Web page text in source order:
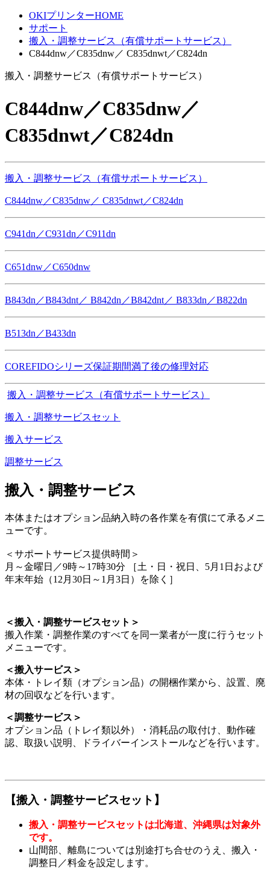
OKIプリンターHOME
サポート
搬入・調整サービス（有償サポートサービス）
C844dnw／C835dnw／ C835dnwt／C824dn
搬入・調整サービス（有償サポートサービス）
C844dnw／C835dnw／
C835dnwt／C824dn
搬入・調整サービス（有償サポートサービス）
C844dnw／C835dnw／ C835dnwt／C824dn
C941dn／C931dn／C911dn
C651dnw／C650dnw
B843dn／B843dnt／ B842dn／B842dnt／ B833dn／B822dn
B513dn／B433dn
COREFIDOシリーズ保証期間満了後の修理対応
搬入・調整サービス（有償サポートサービス）
搬入・調整サービスセット
搬入サービス
調整サービス
搬入・調整サービス
本体またはオプション品納入時の各作業を有償にて承るメニ
ューです。
＜サポートサービス提供時間＞
月～金曜日／9時～17時30分 ［土・日・祝日、5月1日および
年末年始（12月30日～1月3日）を除く］
＜搬入・調整サービスセット＞
搬入作業・調整作業のすべてを同一業者が一度に行うセット
メニューです。
＜搬入サービス＞
本体・トレイ類（オプション品）の開梱作業から、設置、廃
材の回収などを行います。
＜調整サービス＞
オプション品（トレイ類以外）・消耗品の取付け、動作確
認、取扱い説明、ドライバーインストールなどを行います。
【搬入・調整サービスセット】
搬入・調整サービスセットは北海道、沖縄県は対象外
です。
山間部、離島については別途打ち合せのうえ、搬入・
調整日／料金を設定します。